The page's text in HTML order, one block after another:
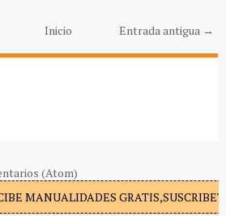
Entrada antigua →
Inicio
(Atom)
MANUALIDADES